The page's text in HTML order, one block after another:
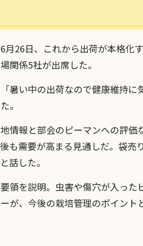
月26日、これから出荷が本格化
関係5社が出席した。
暑い中の出荷なので健康維持
。
情報と部会のピーマンへの評
も需要が高まる見通しだ。袋
話した。
領を説明。虫害や傷穴が入っ
が、今後の栽培管理のポイント